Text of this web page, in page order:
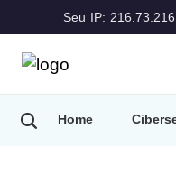
Seu IP:
Home